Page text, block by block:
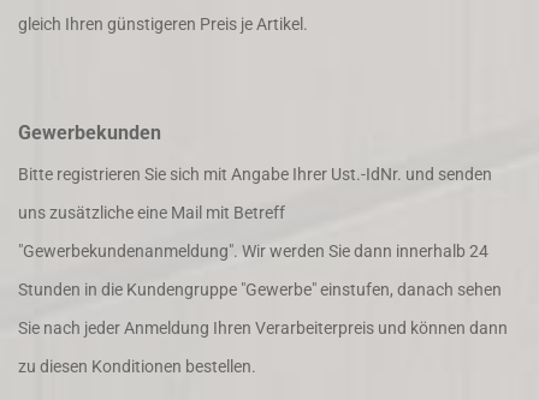
gleich Ihren günstigeren Preis je Artikel.
Gewerbekunden
Bitte registrieren Sie sich mit Angabe Ihrer Ust.-IdNr. und senden
uns zusätzliche eine Mail mit Betreff
"Gewerbekundenanmeldung". Wir werden Sie dann innerhalb 24
Stunden in die Kundengruppe "Gewerbe" einstufen, danach sehen
Sie nach jeder Anmeldung Ihren Verarbeiterpreis und können dann
zu diesen Konditionen bestellen.